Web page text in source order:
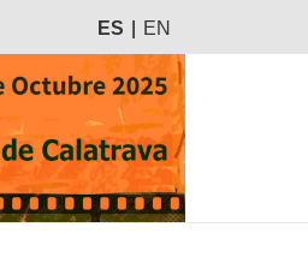
ES EN